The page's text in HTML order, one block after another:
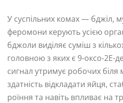
У суспільних комах — бджіл,
феромони керують усією
бджоли виділяє суміш з
головною з яких є 9-оксо-2Е-
сигнал утримує робочих біля
здатність відкладати яйця,
роїння та навіть впливає на